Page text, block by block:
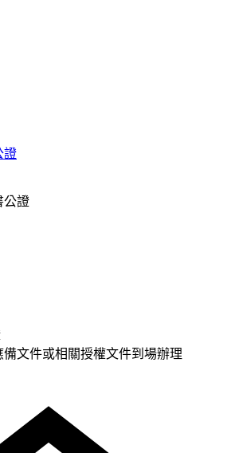
證
公證
文件或相關授權文件到場辦理